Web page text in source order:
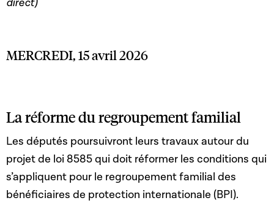
MERCREDI, 15 avril 2026
La réforme du regroupement familial
Les députés poursuivront leurs travaux autour du
projet de loi 8585 qui doit réformer les conditions qui
s’appliquent pour le regroupement familial des
bénéficiaires de protection internationale (BPI).